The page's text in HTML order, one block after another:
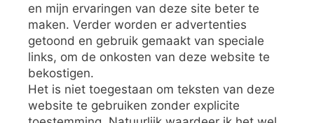
en mijn ervaringen van deze site beter te
maken. Verder worden er advertenties
getoond en gebruik gemaakt van speciale
links, om de onkosten van deze website te
bekostigen.
Het is niet toegestaan om teksten van deze
website te gebruiken zonder explicite